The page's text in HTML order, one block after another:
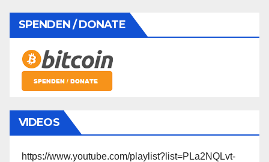
SPENDEN / DONATE
VIDEOS
https://www.youtube.com/playlist?list=PLa2NQLvt-